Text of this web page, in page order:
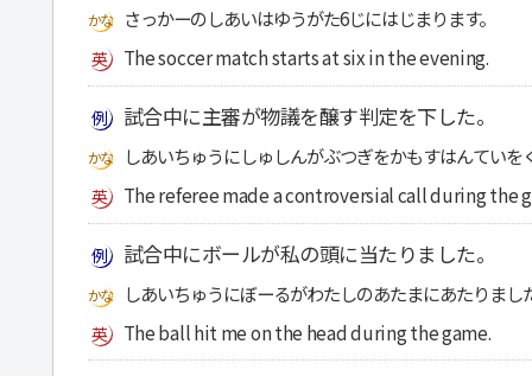
さっかーのしあいはゆうがた6じにはじまります。
The soccer match starts at six in the evening.
試合中に主審が物議を醸す判定を下した。
しあいちゅうにしゅしんがぶつぎをかもすはんていを
The referee made a controversial call during the
試合中にボールが私の頭に当たりました。
しあいちゅうにぼーるがわたしのあたまにあたりまし
The ball hit me on the head during the game.